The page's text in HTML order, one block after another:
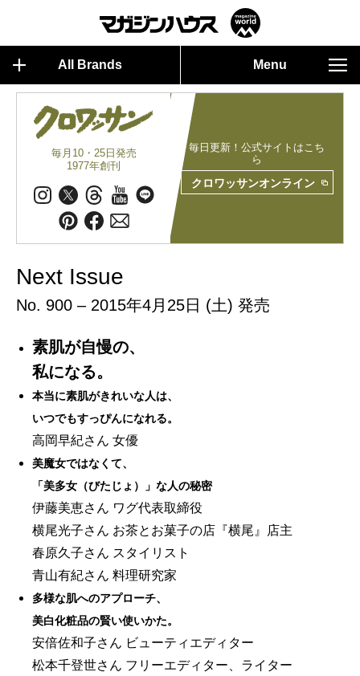
All Brands Menu
毎月10・25日発売
1977年創刊
毎日更新！公式サイトはこち
ら
クロワッサンオンライン
Next Issue
No. 900 – 2015年4月25日 (土) 発売
素肌が自慢の、
私になる。
本当に素肌がきれいな人は、
いつでもすっぴんになれる。
高岡早紀さん 女優
美魔女ではなくて、
「美多女（びたじょ）」な人の秘密
伊藤美恵さん ワグ代表取締役
横尾光子さん お茶とお菓子の店『横尾』店主
春原久子さん スタイリスト
青山有紀さん 料理研究家
多様な肌へのアプローチ、
美白化粧品の賢い使いかた。
安倍佐和子さん ビューティエディター
松本千登世さん フリーエディター、ライター